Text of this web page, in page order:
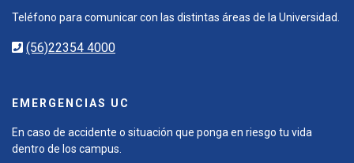
Teléfono para comunicar con las distintas áreas de la Universidad.
(56)22354 4000
EMERGENCIAS UC
En caso de accidente o situación que ponga en riesgo tu vida
dentro de los campus.